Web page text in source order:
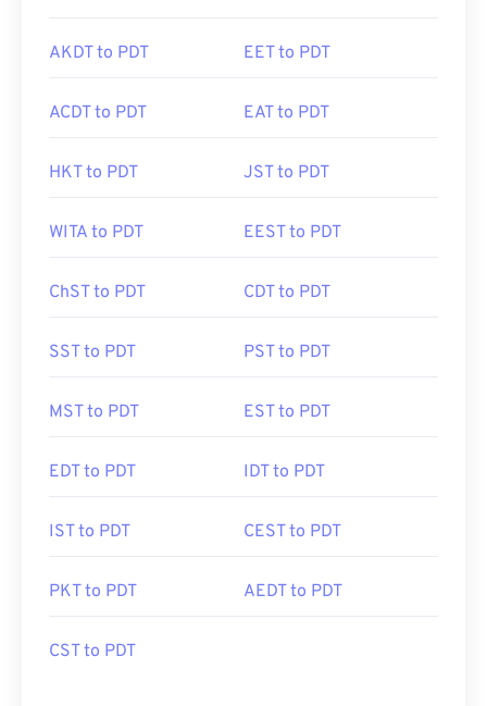
AKDT to PDT EET to PDT
ACDT to PDT EAT to PDT
HKT to PDT JST to PDT
WITA to PDT EEST to PDT
ChST to PDT CDT to PDT
SST to PDT PST to PDT
MST to PDT EST to PDT
EDT to PDT IDT to PDT
IST to PDT CEST to PDT
PKT to PDT AEDT to PDT
CST to PDT